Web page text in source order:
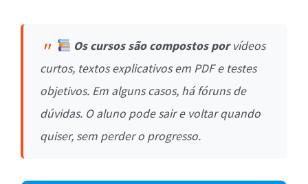
Os cursos são compostos porvídeos
curtos, textos explicativos em PDF e testes
objetivos. Em alguns casos, há fóruns de
dúvidas. O aluno pode sair e voltar quando
quiser, sem perder o progresso.